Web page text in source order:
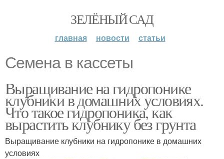
ЗЕЛЁНЫЙ САД
главная новости статьи
Семена в кассеты
Выращивание на гидропонике
клубники в домашних условиях.
Что такое гидропоника, как
вырастить клубнику без грунта
Выращивание клубники на гидропонике в домашних
условиях